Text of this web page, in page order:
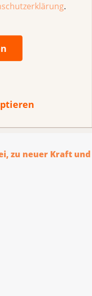
.
mit ihrer Erfahrung
zu neuer Kraft und